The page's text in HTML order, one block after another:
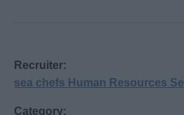
Recruiter:
sea chefs Human Resources
Category: